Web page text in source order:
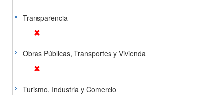
Transparencia
Obras Públicas, Transportes y Vivienda
Turismo, Industria y Comercio